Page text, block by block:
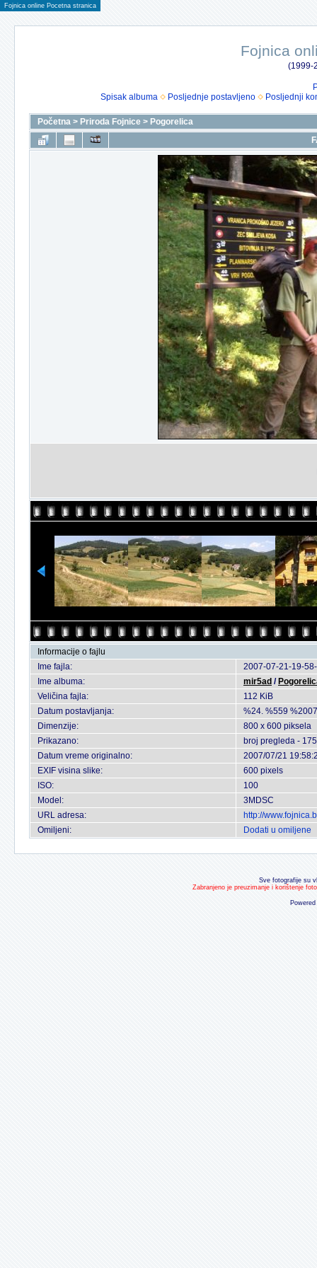
Fojnica online Pocetna stranica
Fojnica
(1999-
Spisak albuma
Posljednje postavljeno Posljednji
Početna > Priroda Fojnice > Pogorelica
Informacije o fajlu
Ime fajla:
2007-07-21-19-
Ime albuma:
mir5ad /
Veličina fajla:
112 KiB
Datum postavljanja:
%24. %559
Dimenzije:
800 x 600 piksela
Prikazano:
broj pregleda - 175
Datum vreme originalno:
2007/07/21
EXIF visina slike:
600 pixels
ISO:
100
Model:
3MDSC
URL adresa:
http://
Omiljeni:
Dodati u omiljene
Sve fotografije su
Zabranjeno je preuzimanje i korištenje